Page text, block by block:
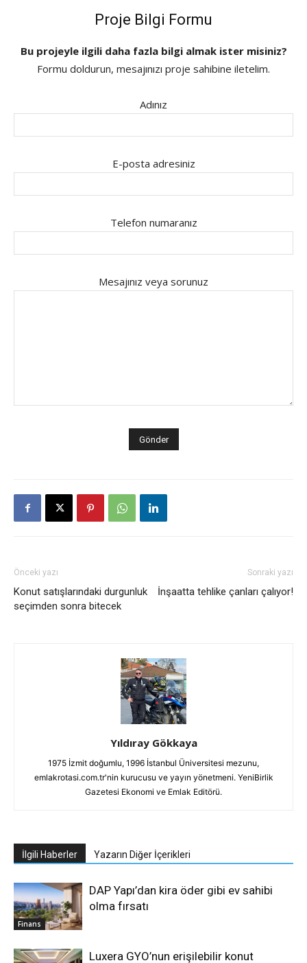
Proje Bilgi Formu
Bu projeyle ilgili daha fazla bilgi almak ister misiniz?
Formu doldurun, mesajınızı proje sahibine iletelim.
Adınız
E-posta adresiniz
Telefon numaranız
Mesajınız veya sorunuz
Önceki yazı
Konut satışlarındaki durgunluk
seçimden sonra bitecek
Sonraki yazı
İnşaatta tehlike çanları çalıyor!
Yıldıray Gökkaya
1975 İzmit doğumlu, 1996 İstanbul Üniversitesi mezunu,
emlakrotasi.com.tr'nin kurucusu ve yayın yönetmeni. YeniBirlik
Gazetesi Ekonomi ve Emlak Editörü.
İlgili Haberler Yazarın Diğer İçerikleri
Finans
DAP Yapı’dan kira öder gibi ev sahibi
olma fırsatı
Luxera GYO’nun erişilebilir konut